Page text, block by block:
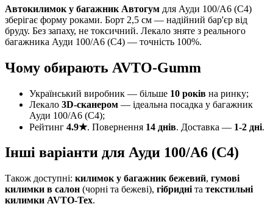
Автокилимок у багажник Автогум для Ауди 100/А6 (С4)
зберігає форму роками. Борт 2,5 см — надійний бар'єр від
бруду. Без запаху, не токсичний. Лекало зняте з реального
багажника Ауди 100/А6 (С4) — точність 100%.
Чому обирають AVTO-Gumm
Український виробник — більше 10 років на ринку;
Лекало 3D-сканером — ідеальна посадка у багажник
Ауди 100/А6 (С4);
Рейтинг 4.9★. Повернення 14 днів. Доставка — 1-2 дні.
Інші варіанти для Ауди 100/А6 (С4)
Також доступні: килимок у багажник бежевий, гумові
килимки в салон (чорні та бежеві), гібридні та текстильні
килимки AVTO-Tex.